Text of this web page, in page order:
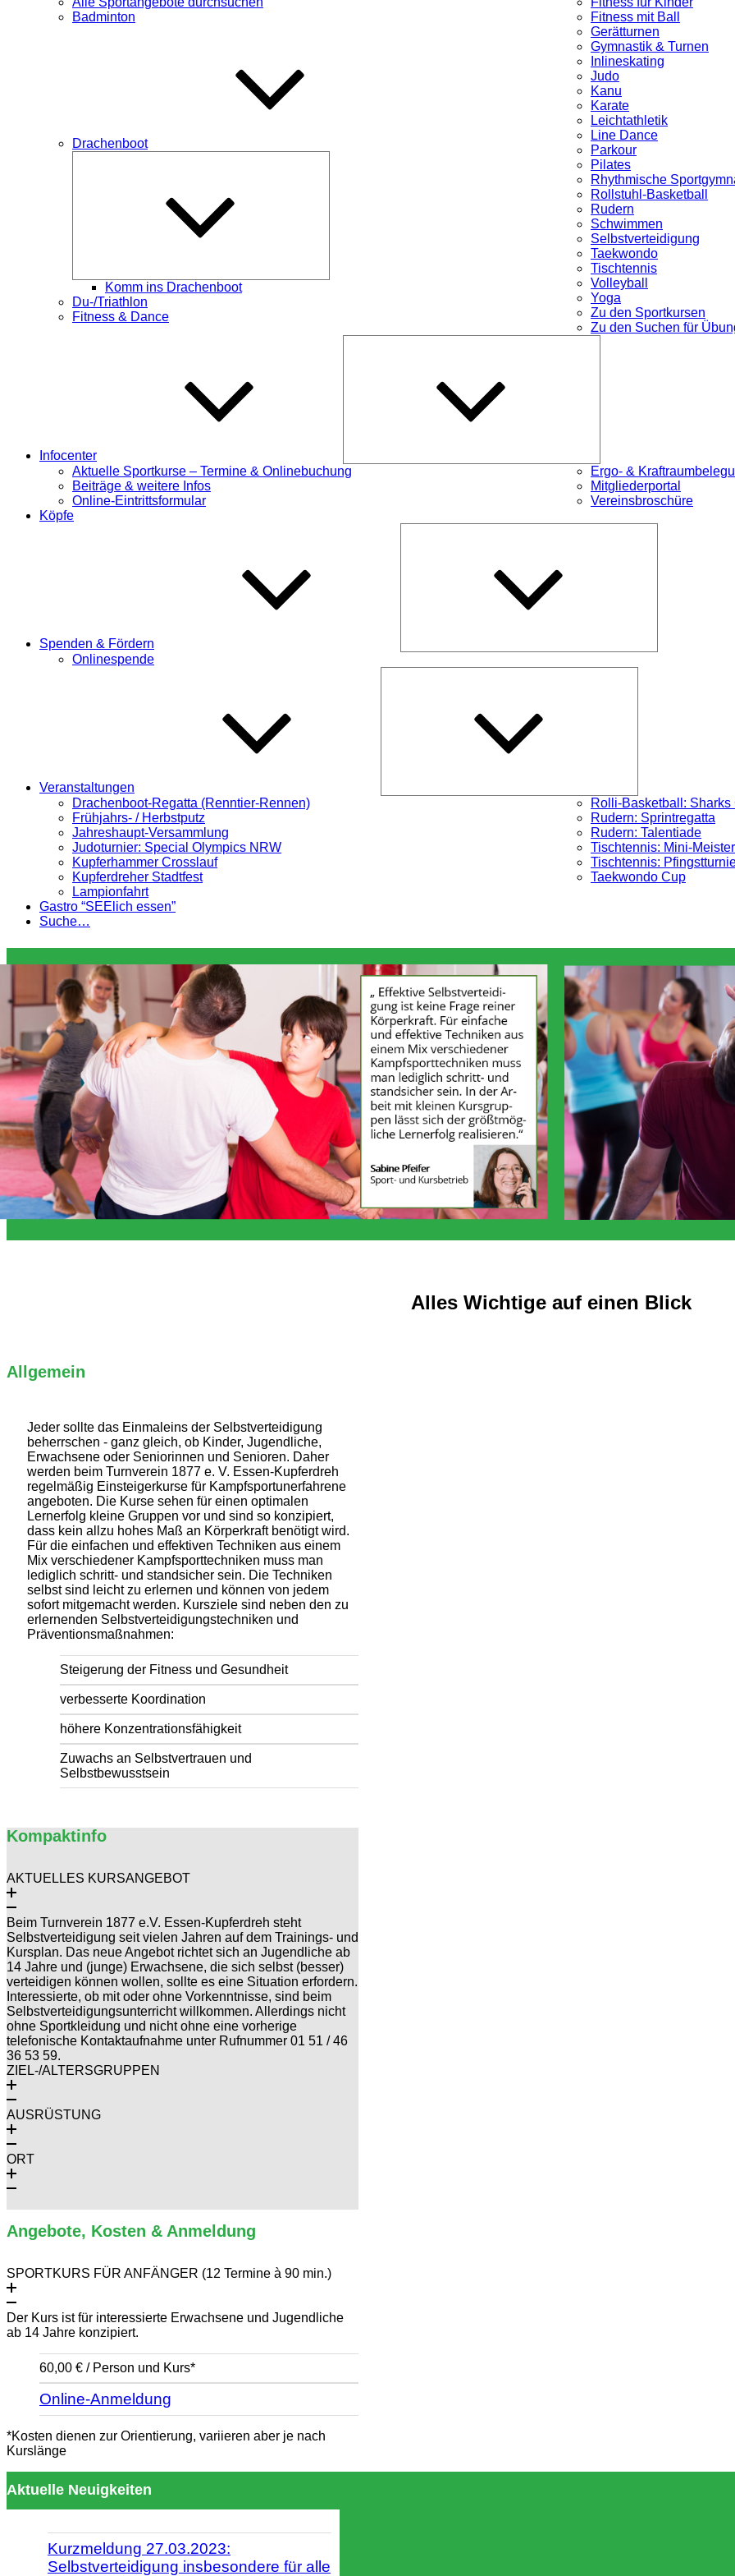
Badminton
Drachenboot
Komm ins Drachenboot
Du-/Triathlon
Fitness & Dance
Fitness mit Ball
Gerätturnen
Gymnastik & Turnen
Inlineskating
Judo
Kanu
Karate
Leichtathletik
Line Dance
Parkour
Pilates
Rhythmische
Rollstuhl-Basketball
Rudern
Schwimmen
Selbstverteidigung
Taekwondo
Tischtennis
Volleyball
Yoga
Zu den Sportkursen
Zu den Suchen für
Infocenter
Aktuelle Sportkurse – Termine & Onlinebuchung
Beiträge & weitere Infos
Online-Eintrittsformular
Ergo- &
Mitgliederportal
Vereinsbroschüre
Köpfe
Spenden & Fördern
Onlinespende
Veranstaltungen
Drachenboot-Regatta (Renntier-Rennen)
Frühjahrs- / Herbstputz
Jahreshaupt-Versammlung
Judoturnier: Special Olympics NRW
Kupferhammer Crosslauf
Kupferdreher Stadtfest
Lampionfahrt
Rolli-Basketball: Sharks
Rudern: Sprintregatta
Rudern: Talentiade
Tischtennis: Mini-
Tischtennis:
Taekwondo Cup
Gastro “SEElich essen”
Suche…
Alles Wichtige auf einen Blick
Allgemein
Jeder sollte das Einmaleins der Selbstverteidigung
beherrschen - ganz gleich, ob Kinder, Jugendliche,
Erwachsene oder Seniorinnen und Senioren. Daher
werden beim Turnverein 1877 e. V. Essen-Kupferdreh
regelmäßig Einsteigerkurse für Kampfsportunerfahrene
angeboten. Die Kurse sehen für einen optimalen
Lernerfolg kleine Gruppen vor und sind so konzipiert,
dass kein allzu hohes Maß an Körperkraft benötigt wird.
Für die einfachen und effektiven Techniken aus einem
Mix verschiedener Kampfsporttechniken muss man
lediglich schritt- und standsicher sein. Die Techniken
selbst sind leicht zu erlernen und können von jedem
sofort mitgemacht werden. Kursziele sind neben den zu
erlernenden Selbstverteidigungstechniken und
Präventionsmaßnahmen:
Steigerung der Fitness und Gesundheit
verbesserte Koordination
höhere Konzentrationsfähigkeit
Zuwachs an Selbstvertrauen und
Selbstbewusstsein
Kompaktinfo
AKTUELLES KURSANGEBOT
Beim Turnverein 1877 e.V. Essen-Kupferdreh steht
Selbstverteidigung seit vielen Jahren auf dem Trainings- und
Kursplan. Das neue Angebot richtet sich an Jugendliche ab
14 Jahre und (junge) Erwachsene, die sich selbst (besser)
verteidigen können wollen, sollte es eine Situation erfordern.
Interessierte, ob mit oder ohne Vorkenntnisse, sind beim
Selbstverteidigungsunterricht willkommen. Allerdings nicht
ohne Sportkleidung und nicht ohne eine vorherige
telefonische Kontaktaufnahme unter Rufnummer 01 51 / 46
36 53 59.
ZIEL-/ALTERSGRUPPEN
AUSRÜSTUNG
ORT
Angebote, Kosten & Anmeldung
SPORTKURS FÜR ANFÄNGER (12 Termine à 90 min.)
Der Kurs ist für interessierte Erwachsene und Jugendliche
ab 14 Jahre konzipiert.
60,00 € / Person und Kurs*
Online-Anmeldung
*Kosten dienen zur Orientierung, variieren aber je nach
Kurslänge
Aktuelle Neuigkeiten
Kurzmeldung 27.03.2023:
Selbstverteidigung insbesondere für alle